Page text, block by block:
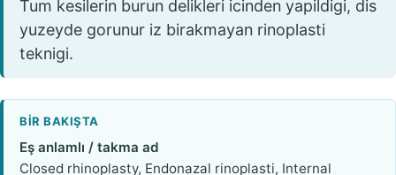
Tum kesilerin burun delikleri icinden yapildigi, dis
yuzeyde gorunur iz birakmayan rinoplasti
teknigi.
BIR BAKIŞTA
Eş anlamlı / takma ad
Closed rhinoplasty, Endonazal rinoplasti, Internal